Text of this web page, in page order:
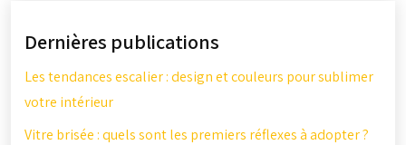
Dernières publications
Les tendances escalier : design et couleurs pour sublimer
votre intérieur
Vitre brisée : quels sont les premiers réflexes à adopter ?